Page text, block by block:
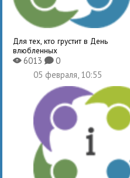
Для тех, кто грустит в День
влюбленных
X6013K0
05 февраля, 10:55